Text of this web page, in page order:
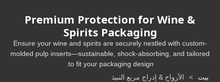
Premium Protection for Wine
Spirits Packaging
Ensure your wine and spirits are securely nestled with
molded pulp inserts—sustainable,shock-absorbing ,and
to fit your packaging design
.
> الأرواح & إدراج مربع النبيذ